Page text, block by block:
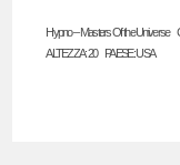
Hypno – Masters Of the
ALTEZZA: 20 PAESE: USA